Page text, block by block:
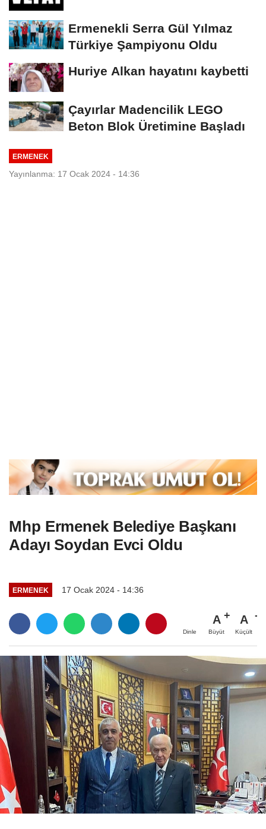
Ermenekli Serra Gül Yılmaz
Türkiye Şampiyonu Oldu
Huriye Alkan hayatını kaybetti
Çayırlar Madencilik LEGO
Beton Blok Üretimine Başladı
ERMENEK
Yayınlanma: 17 Ocak 2024 - 14:36
Mhp Ermenek Belediye Başkanı
Adayı Soydan Evci Oldu
ERMENEK 17 Ocak 2024 - 14:36
Dinle
A
Büyüt
A
Küçült